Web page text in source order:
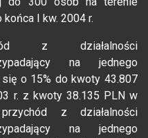
końca I kw. 2004 r.
z działalności
na jednego
o 15% do kwoty 43.807
r. z kwoty 38.135 PLN w
z działalności
na jednego